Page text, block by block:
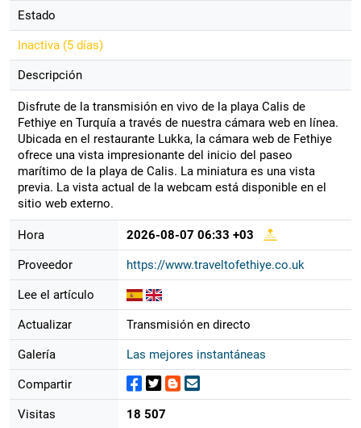
Estado
Inactiva (5 días)
Descripción
Disfrute de la transmisión en vivo de la playa Calis de
Fethiye en Turquía a través de nuestra cámara web en línea.
Ubicada en el restaurante Lukka, la cámara web de Fethiye
ofrece una vista impresionante del inicio del paseo
marítimo de la playa de Calis. La miniatura es una vista
previa. La vista actual de la webcam está disponible en el
sitio web externo.
Hora 2026-08-07 06:33 +03
Proveedor https://www.traveltofethiye.co.uk
Lee el artículo
Actualizar Transmisión en directo
Galería Las mejores instantáneas
Compartir
Visitas 18 507